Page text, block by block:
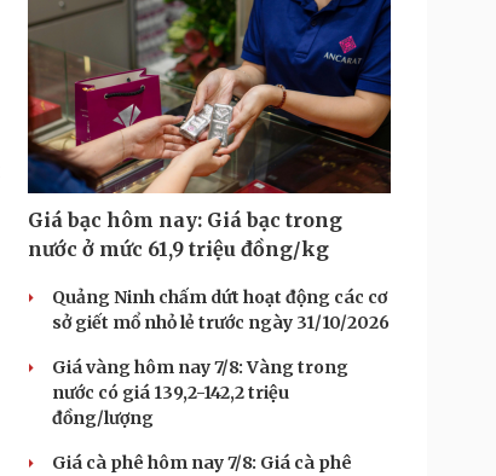
Giá bạc hôm nay: Giá bạc trong
nước ở mức 61,9 triệu đồng/kg
Quảng Ninh chấm dứt hoạt động các cơ
sở giết mổ nhỏ lẻ trước ngày 31/10/2026
Giá vàng hôm nay 7/8: Vàng trong
nước có giá 139,2-142,2 triệu
đồng/lượng
Giá cà phê hôm nay 7/8: Giá cà phê